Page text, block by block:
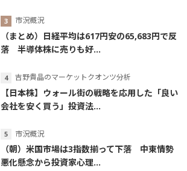
市況概況
（まとめ）日経平均は617円安の65,683円で反
落 半導体株に売りも好...
吉野貴晶のマーケットクオンツ分析
【日本株】ウォール街の戦略を応用した「良い
会社を安く買う」投資法...
市況概況
（朝）米国市場は3指数揃って下落 中東情勢
悪化懸念から投資家心理...